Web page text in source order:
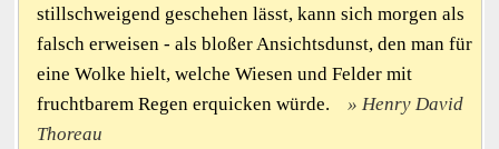
stillschweigend geschehen lässt, kann sich morgen als
falsch erweisen - als bloßer Ansichtsdunst, den man für
eine Wolke hielt, welche Wiesen und Felder mit
fruchtbarem Regen erquicken würde.
Henry David
Thoreau